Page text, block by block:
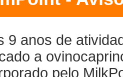
A área utilizada
é de 12
para o
de 2010 deverá
divulgação da carne